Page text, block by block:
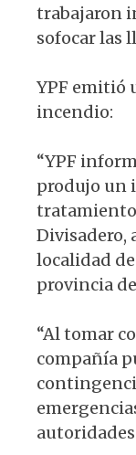
trabajaron
sofocar las
YPF emitió
incendio:
“YPF
produjo un
tratamiento
Divisadero,
localidad de
provincia
“Al tomar
compañía